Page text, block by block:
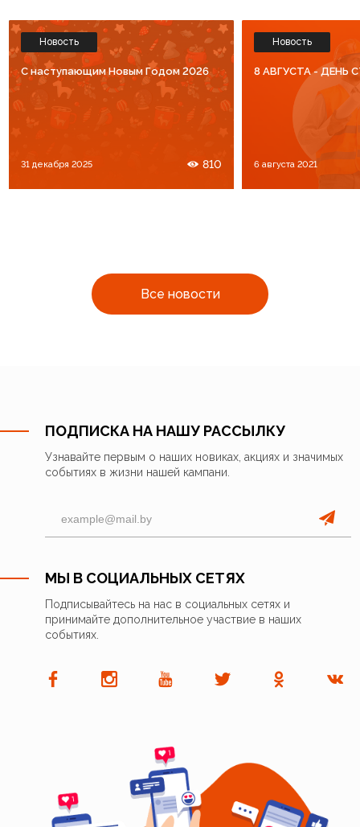
Все новости
Новость
C наступающим Новым Годом 2026
31 декабря 2025 810
Новость
8 АВГУСТА - ДЕНЬ
6 августа 2021
ПОДПИСКА НА НАШУ РАССЫЛКУ
Узнавайте первым о наших новиках, акциях и значимых
событиях в жизни нашей кампани.
МЫ В СОЦИАЛЬНЫХ СЕТЯХ
Подписывайтесь на нас в социальных сетях и
принимайте дополнительное участвие в наших
событиях.